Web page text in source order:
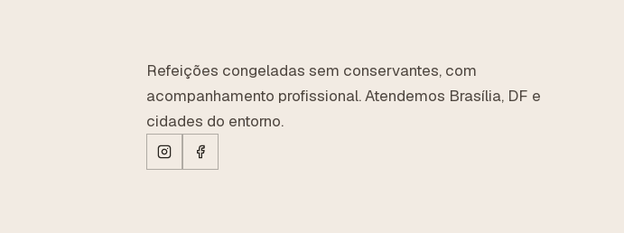
Refeições congeladas sem conservantes, com
acompanhamento profissional. Atendemos Brasília, DF e
cidades do entorno.